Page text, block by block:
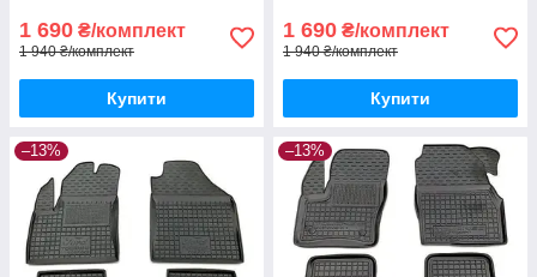
1 690 ₴/комплект
1 940 ₴/комплект
Купити
1 690 ₴/комплект
1 940 ₴/комплект
Купити
–13% –13%